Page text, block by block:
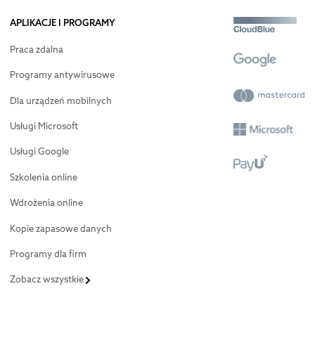
APLIKACJE I PROGRAMY
Praca zdalna
Programy antywirusowe
Dla urządzeń mobilnych
Usługi Microsoft
Usługi Google
Szkolenia online
Wdrożenia online
Kopie zapasowe danych
Programy dla firm
Zobacz wszystkie